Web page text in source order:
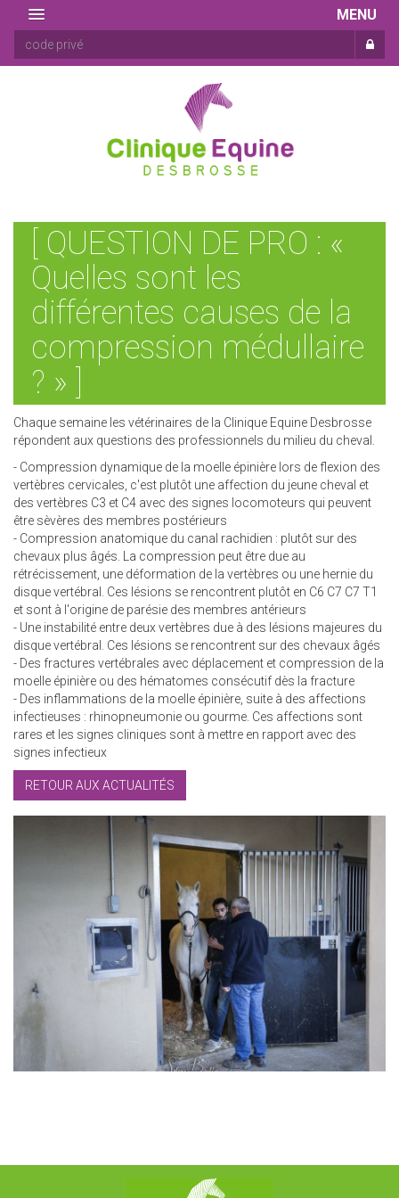
MENU
[ QUESTION DE PRO : «
Quelles sont les
différentes causes de la
compression médullaire
? » ]
Chaque semaine les vétérinaires de la Clinique Equine Desbrosse
répondent aux questions des professionnels du milieu du cheval.
- Compression dynamique de la moelle épinière lors de flexion des
vertèbres cervicales, c'est plutôt une affection du jeune cheval et
des vertèbres C3 et C4 avec des signes locomoteurs qui peuvent
être sèvères des membres postérieurs
- Compression anatomique du canal rachidien : plutôt sur des
chevaux plus âgés. La compression peut être due au
rétrécissement, une déformation de la vertèbres ou une hernie du
disque vertébral. Ces lésions se rencontrent plutôt en C6 C7 C7 T1
et sont à l'origine de parésie des membres antérieurs
- Une instabilité entre deux vertèbres due à des lésions majeures du
disque vertébral. Ces lésions se rencontrent sur des chevaux âgés
- Des fractures vertébrales avec déplacement et compression de la
moelle épinière ou des hématomes consécutif dès la fracture
- Des inflammations de la moelle épinière, suite à des affections
infectieuses : rhinopneumonie ou gourme. Ces affections sont
rares et les signes cliniques sont à mettre en rapport avec des
signes infectieux
RETOUR AUX ACTUALITÉS